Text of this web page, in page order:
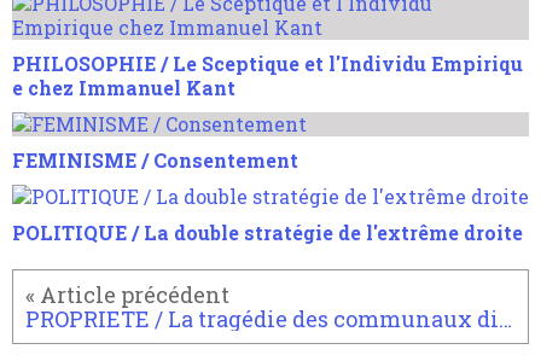
PHILOSOPHIE / Le Sceptique et l'Individu Empiriqu
e chez Immanuel Kant
FEMINISME / Consentement
POLITIQUE / La double stratégie de l'extrême droite
PROPRIETE / La tragédie des communaux dite tragédie des biens communs